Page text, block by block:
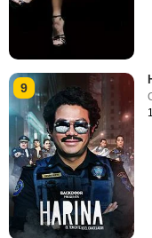
9